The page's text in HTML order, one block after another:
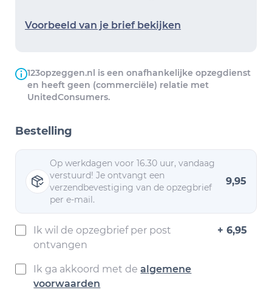
Voorbeeld van je brief bekijken
123opzeggen.nl is een onafhankelijke opzegdienst
en heeft geen (commerciële) relatie met
UnitedConsumers.
Bestelling
Op werkdagen voor 16.30 uur, vandaag
verstuurd! Je ontvangt een
verzendbevestiging van de opzegbrief
per e-mail.
9,95
Ik wil de opzegbrief per post
ontvangen
+ 6,95
Ik ga akkoord met dealgemene
voorwaarden